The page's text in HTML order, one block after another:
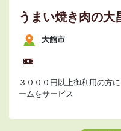
うまい焼き肉の大
大館市
３０００円以上御利用の方
ームをサービス